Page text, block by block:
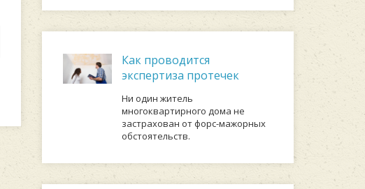
Как проводится
экспертиза протечек
Ни один житель
многоквартирного дома не
застрахован от форс-мажорных
обстоятельств.